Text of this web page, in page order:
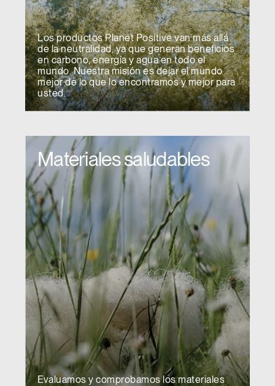
Los productos Planet Positive van más allá
de la neutralidad, ya que generan beneficios
en carbono, energía y agua en todo el
mundo. Nuestra misión es dejar el mundo
mejor de lo que lo encontramos y mejor para
usted.
Materiales saludables
Evaluamos y comprobamos los materiales